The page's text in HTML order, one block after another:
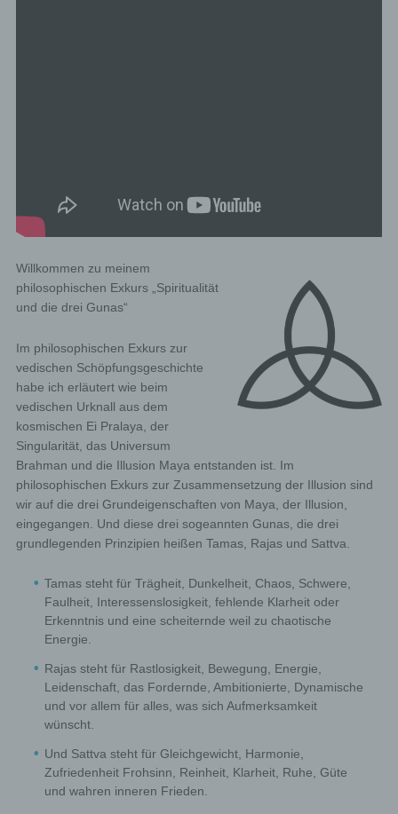
Willkommen zu meinem
philosophischen Exkurs „Spiritualität
und die drei Gunas“
Im philosophischen Exkurs zur
vedischen Schöpfungsgeschichte
habe ich erläutert wie beim
vedischen Urknall aus dem
kosmischen Ei Pralaya, der
Singularität, das Universum
Brahman und die Illusion Maya entstanden ist. Im
philosophischen Exkurs zur Zusammensetzung der Illusion sind
wir auf die drei Grundeigenschaften von Maya, der Illusion,
eingegangen. Und diese drei sogeannten Gunas, die drei
grundlegenden Prinzipien heißen Tamas, Rajas und Sattva.
Tamas steht für Trägheit, Dunkelheit, Chaos, Schwere,
Faulheit, Interessenslosigkeit, fehlende Klarheit oder
Erkenntnis und eine scheiternde weil zu chaotische
Energie.
Rajas steht für Rastlosigkeit, Bewegung, Energie,
Leidenschaft, das Fordernde, Ambitionierte, Dynamische
und vor allem für alles, was sich Aufmerksamkeit
wünscht.
Und Sattva steht für Gleichgewicht, Harmonie,
Zufriedenheit Frohsinn, Reinheit, Klarheit, Ruhe, Güte
und wahren inneren Frieden.